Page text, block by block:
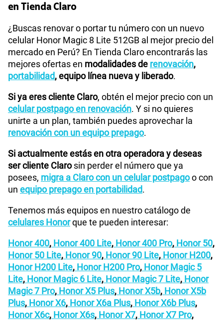
en Tienda Claro
¿Buscas renovar o portar tu número con un nuevo
celular Honor Magic 8 Lite 512GB al mejor precio del
mercado en Perú? En Tienda Claro encontrarás las
mejores ofertas en modalidades de renovación,
portabilidad, equipo línea nueva y liberado.
Si ya eres cliente Claro, obtén el mejor precio con un
celular postpago en renovación. Y si no quieres
unirte a un plan, también puedes aprovechar la
renovación con un equipo prepago.
Si actualmente estás en otra operadora y deseas
ser cliente Clarosin perder el número que ya
posees, migra a Claro con un celular postpagoo con
un equipo prepago en portabilidad.
Tenemos más equipos en nuestro catálogo de
celulares Honorque te pueden interesar:
Honor 400, Honor 400 Lite, Honor 400 Pro, Honor 50,
Honor 50 Lite, Honor 90, Honor 90 Lite, Honor H200,
Honor H200 Lite, Honor H200 Pro, Honor Magic 5
Lite, Honor Magic 6 Lite, Honor Magic 7 Lite, Honor
Magic 7 Pro, Honor X5 Plus, Honor X5b, Honor X5b
Plus, Honor X6, Honor X6a Plus, Honor X6b Plus,
Honor X6c, Honor X6s, Honor X7, Honor X7 Pro,